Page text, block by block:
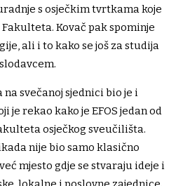
s osječkim tvrtkama koje
Kovač pak spominje
ali i to kako se još za studija
svečanoj sjednici bio je i
je rekao kako je EFOS jedan od
osječkog sveučilišta.
nije bio samo klasično
mjesto gdje se stvaraju ideje i